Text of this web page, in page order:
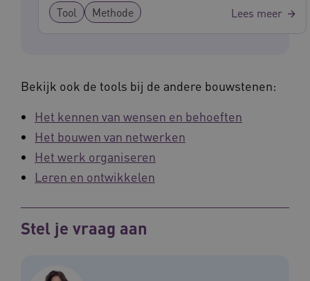
Tool Methode Lees meer
Bekijk ook de tools bij de andere bouwstenen:
Het kennen van wensen en behoeften
Het bouwen van netwerken
Het werk organiseren
Leren en ontwikkelen
Stel je vraag aan
Naam
Domein
ARRAffinity Google Privacy Policy